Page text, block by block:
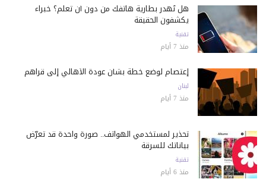
هل تُهدر بطارية هاتفك من دون أن تعلم؟ خبراء
يكشفون الحقيقة
تقنية
منذ 7 أيام
إعتصام لوضع خطة بشأن عودة الأهالي إلى قراهم
لبنان
منذ 7 أيام
تحذير لمستخدمي الهواتف.. صورة واحدة قد تعرّض
بياناتك للسرقة
تقنية
منذ 6 أيام